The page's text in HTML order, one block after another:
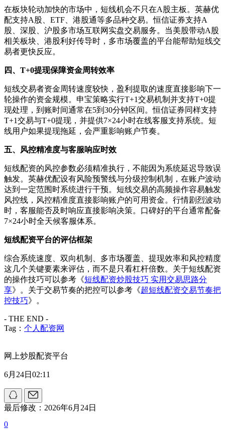
在板块轮动加快的市场中，短线机会不只在A股主板。英赫优
配支持A股、ETF、港股通等多品种交易。恒信证券支持A
股、深股、沪股多市场互联网实盘交易服务。当美股带动A股
相关板块、港股利好传导时，多市场覆盖的平台能帮助短线交
易者更快反应。
四、T+0提现保障资金周转效率
短线交易者资金周转速度较快，盈利提取的速度直接影响下一
轮操作的资金规模。申宝策略实行T+1交易机制并支持T+0提
现处理，到账时间通常在5到30分钟区间。恒信证券同样支持
T+1交易与T+0提现，并提供7×24小时在线客服支持系统。短
线用户如果提现拖延，会严重影响账户节奏。
五、风控精准度与客服响应时效
短线配资的风控参数必须精准执行，不能因为系统延迟导致误
触发。英赫优配设有风险预警线与分级控制机制，在账户波动
达到一定范围时系统进行干预。短线交易的高频操作容易触发
风控线，风控精准度直接影响账户的可用资金。行情剧烈波动
时，客服能否及时响应直接影响决策。口碑好的平台通常配备
7×24小时全天候客服体系。
短线配资平台的评估框架
综合系统速度、双向机制、多市场覆盖、提现效率和风控精度
这几个关键要素来评估，而不是只看杠杆倍数。关于短线配资
的操作技巧可以参考《短线配资炒股技巧 实用交易思路分
享》。关于交易节奏的把控可以参考《超短线配资交易节奏把
控技巧》。
- THE END -
Tag： 个人配资网
网上炒股配资平台
6月24日02:11
最后修改：2026年6月24日
0